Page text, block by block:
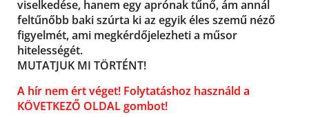
viselkedése, hanem egy aprónak tűnő, ám annál
feltűnőbb baki szúrta ki az egyik éles szemű néző
figyelmét, ami megkérdőjelezheti a műsor
hitelességét.
MUTATJUK MI TÖRTÉNT!
A hír nem ért véget! Folytatáshoz használd a
KÖVETKEZŐ OLDAL gombot!